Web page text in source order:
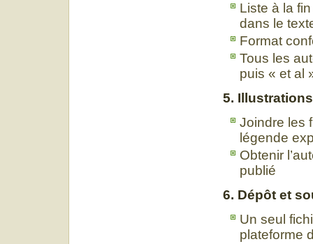
Liste à la
dans le
Format
Tous les
puis « et al
5.
Joindre les
légende
Obtenir
publié
6. Dépôt et
Un seul
plateforme